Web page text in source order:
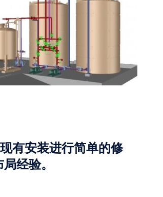
有安装进行简单的修
经验。